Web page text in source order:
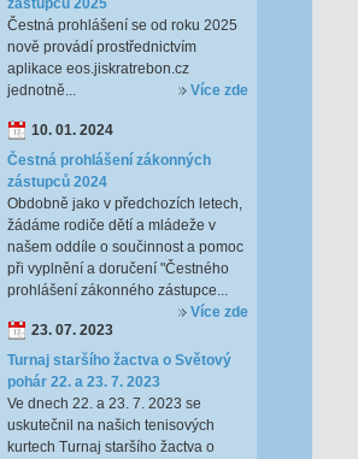
zástupců 2025
Čestná prohlášení se od roku 2025
nově provádí prostřednictvím
aplikace eos.jiskratrebon.cz
jednotně...
Více zde
10. 01. 2024
Čestná prohlášení zákonných
zástupců 2024
Obdobně jako v předchozích letech,
žádáme rodiče dětí a mládeže v
našem oddíle o součinnost a pomoc
při vyplnění a doručení "Čestného
prohlášení zákonného zástupce...
Více zde
23. 07. 2023
Turnaj staršího žactva o Světový
pohár 22. a 23. 7. 2023
Ve dnech 22. a 23. 7. 2023 se
uskutečnil na našich tenisových
kurtech Turnaj staršího žactva o